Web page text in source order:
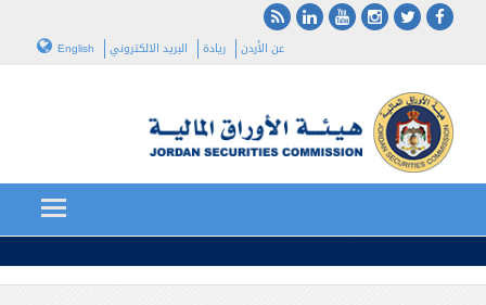
عن الأردن ريادة البريد الالكتروني English